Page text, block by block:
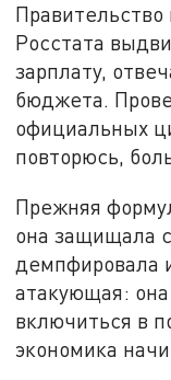
Росстата
зарплату,
бюджета.
официальных
повторюсь,
Прежняя
она защищала
демпфировала
атакующая:
включиться в
экономика